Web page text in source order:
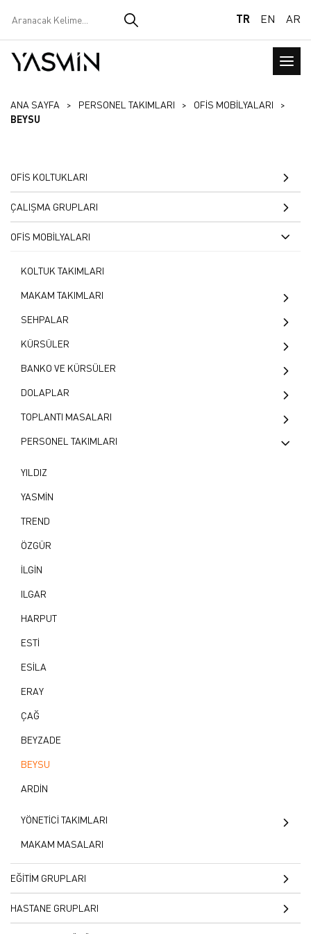
TR EN AR
ANA SAYFA PERSONEL TAKIMLARI
OFİS MOBİLYALARI
BEYSU
OFİS KOLTUKLARI
SANDALYELER
BEKLEME KOLTUKLARI
MİSAFİR KOLTUKLARI
ŞEF VE TOPLANTI KOLTUKLARI
MAKAM KOLTUKLARI
YÖNETİCİ TAKIMLARI
ÇALIŞMA GRUPLARI
BİLGİSAYAR MASALARI
OFİS MOBİLYALARI
KOLTUK TAKIMLARI
MAKAM TAKIMLARI
KREA
HANEDAN
ARDA
AKAY
AÇA
ABAR
SEHPALAR
SEHPALAR
KÜRSÜLER
TURA
SELÇUKLU
OSMANLI
BANKO VE KÜRSÜLER
RİO
PİER
DOLAPLAR
YD400
TOPLANTI MASALARI
YUVARLAK
RÖNESANS
PRİZMA
OVAL
MAXSİMUS
HANEDAN
ASPENDOS
PERSONEL TAKIMLARI
YILDIZ
YASMİN
TREND
ÖZGÜR
İLGİN
ILGAR
HARPUT
ESTİ
ESİLA
ERAY
ÇAĞ
BEYZADE
BEYSU
ARDİN
YÖNETİCİ TAKIMLARI
OPTİMUS
KAPADOKYA
ILGAR
MAKAM MASALARI
EĞİTİM GRUPLARI
ÖĞRETMEN MASALARI
HASTANE GRUPLARI